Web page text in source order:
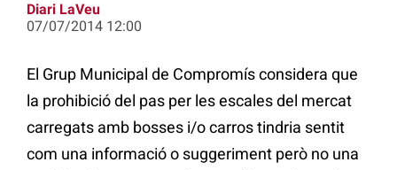
Diari LaVeu
07/07/2014 12:00
El Grup Municipal de Compromís considera que
la prohibició del pas per les escales del mercat
carregats amb bosses i/o carros tindria sentit
com una informació o suggeriment però no una